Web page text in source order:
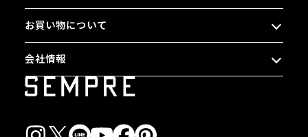
お買い物について
会社情報